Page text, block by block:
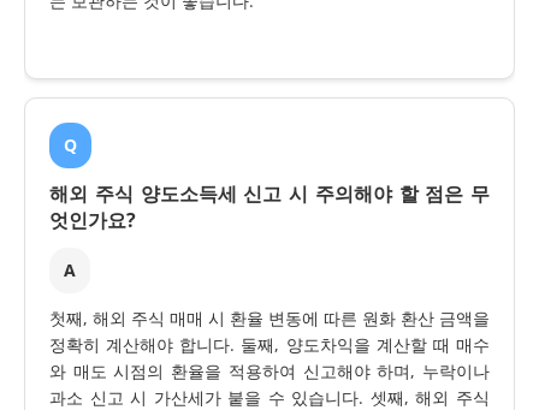
Q
해외 주식 양도소득세 신고 시 주의해야 할 점은 무
엇인가요?
A
첫째, 해외 주식 매매 시 환율 변동에 따른 원화 환산 금액을
정확히 계산해야 합니다. 둘째, 양도차익을 계산할 때 매수
와 매도 시점의 환율을 적용하여 신고해야 하며, 누락이나
과소 신고 시 가산세가 붙을 수 있습니다. 셋째, 해외 주식